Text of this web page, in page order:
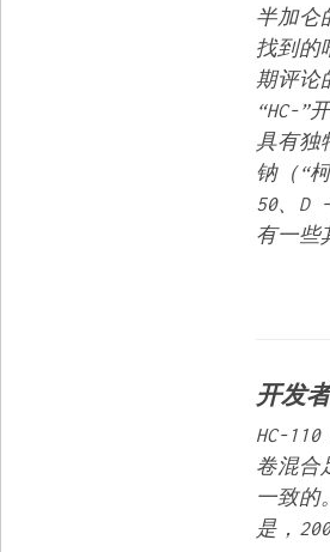
半加仑
找到的
期评论
“HC-”
具有独
钠（“
50、D
有一些
开发
HC-
卷混合
一致的
是，